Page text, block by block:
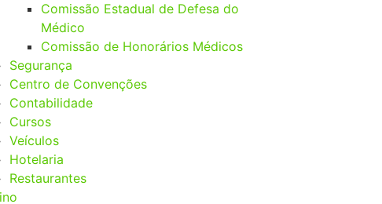
Comissão Estadual de Defesa do
Médico
Comissão de Honorários Médicos
Segurança
Centro de Convenções
Contabilidade
Cursos
Veículos
Hotelaria
Restaurantes